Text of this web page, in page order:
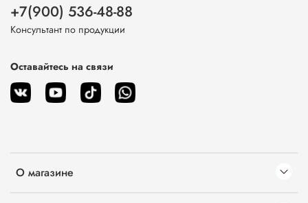
О магазине
+7(900) 536-48-88
Консультант по продукции
Оставайтесь на связи